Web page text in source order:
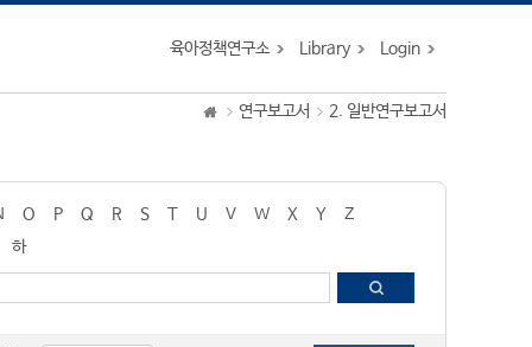
육아정책연구소 Library Login
연구보고서 2. 일반연구보고서
O P Q R S T U V W X Y
Z
하